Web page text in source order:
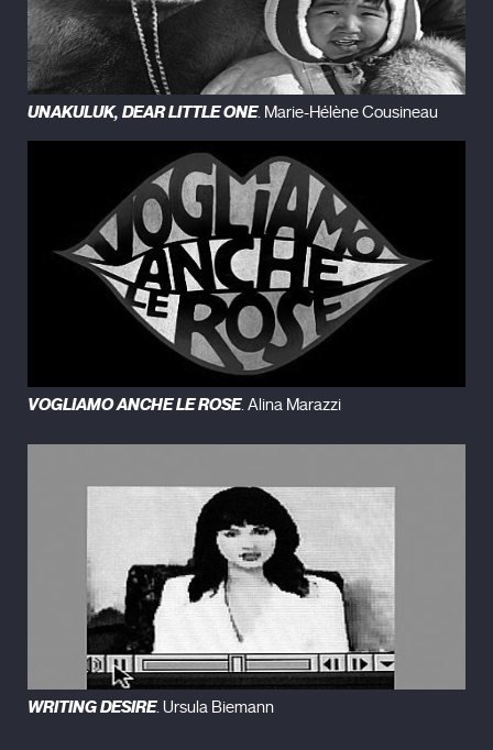
UNAKULUK, DEAR LITTLE ONE. Marie-Hélène Cousineau
VOGLIAMO ANCHE LE ROSE. Alina Marazzi
WRITING DESIRE. Ursula Biemann